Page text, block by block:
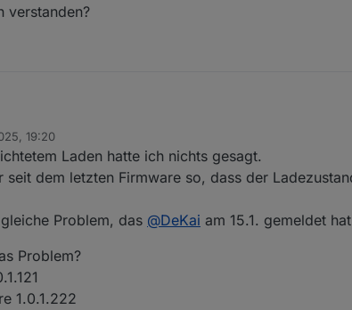
verstanden?
gibt es bereits. Delta Pro geht doch auch mit dem
19:20
Laden hatte ich nichts gesagt.
seit dem letzten Firmware so, dass der
Problem, das @DeKai am 15.1. gemeldet
Problem?
1.0.1.222